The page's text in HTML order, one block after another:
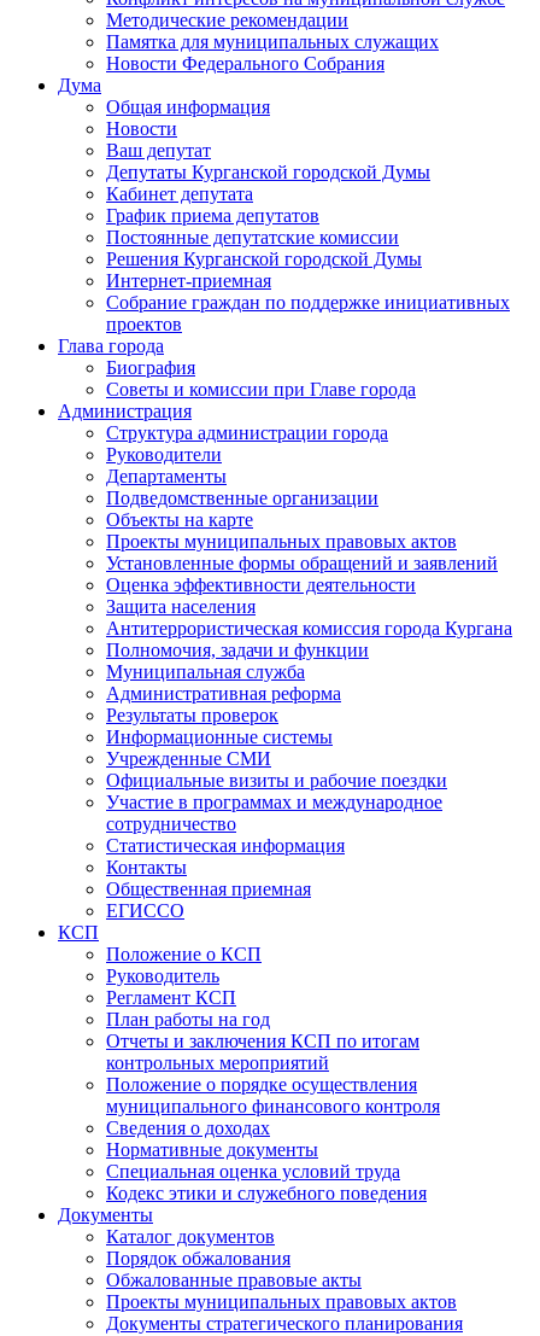
Методические рекомендации
Памятка для муниципальных служащих
Новости Федерального Cобрания
Дума
Общая информация
Новости
Ваш депутат
Депутаты Курганской городской Думы
Кабинет депутата
График приема депутатов
Постоянные депутатские комиссии
Решения Курганской городской Думы
Интернет-приемная
Собрание граждан по поддержке инициативных
проектов
Глава города
Биография
Советы и комиссии при Главе города
Администрация
Структура администрации города
Руководители
Департаменты
Подведомственные организации
Объекты на карте
Проекты муниципальных правовых актов
Установленные формы обращений и заявлений
Оценка эффективности деятельности
Защита населения
Антитеррористическая комиссия города Кургана
Полномочия, задачи и функции
Муниципальная служба
Административная реформа
Результаты проверок
Информационные системы
Учрежденные СМИ
Официальные визиты и рабочие поездки
Участие в программах и международное
сотрудничество
Статистическая информация
Контакты
Общественная приемная
ЕГИССО
КСП
Положение о КСП
Руководитель
Регламент КСП
План работы на год
Отчеты и заключения КСП по итогам
контрольных мероприятий
Положение о порядке осуществления
муниципального финансового контроля
Сведения о доходах
Нормативные документы
Специальная оценка условий труда
Кодекс этики и служебного поведения
Документы
Каталог документов
Порядок обжалования
Обжалованные правовые акты
Проекты муниципальных правовых актов
Документы стратегического планирования